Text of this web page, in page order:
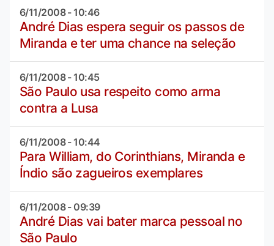
6/11/2008 - 10:46
André Dias espera seguir os passos de
Miranda e ter uma chance na seleção
6/11/2008 - 10:45
São Paulo usa respeito como arma
contra a Lusa
6/11/2008 - 10:44
Para William, do Corinthians, Miranda e
Índio são zagueiros exemplares
6/11/2008 - 09:39
André Dias vai bater marca pessoal no
São Paulo